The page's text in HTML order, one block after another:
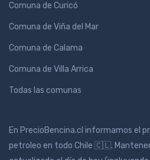
Comuna de Curicó
Comuna de Viña del Mar
Comuna de Calama
Comuna de Villa Arrica
Todas las comunas
En PrecioBencina.cl informamos el
petroleo en todo Chile 🇨🇱.